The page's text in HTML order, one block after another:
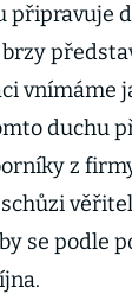
připravuje
vnímáme
duchu
z
se podle